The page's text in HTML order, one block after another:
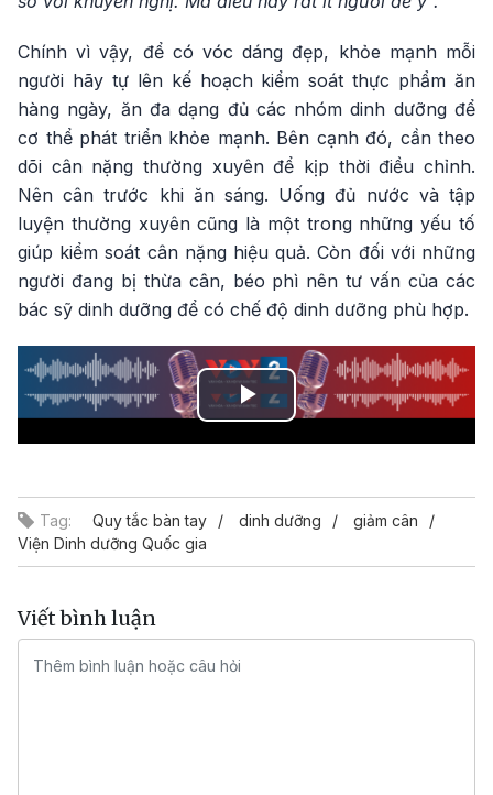
Chính vì vậy, để có vóc dáng đẹp, khỏe mạnh mỗi
người hãy tự lên kế hoạch kiểm soát thực phẩm ăn
hàng ngày, ăn đa dạng đủ các nhóm dinh dưỡng để
cơ thể phát triển khỏe mạnh. Bên cạnh đó, cần theo
dõi cân nặng thường xuyên để kịp thời điều chỉnh.
Nên cân trước khi ăn sáng. Uống đủ nước và tập
luyện thường xuyên cũng là một trong những yếu tố
giúp kiểm soát cân nặng hiệu quả. Còn đối với những
người đang bị thừa cân, béo phì nên tư vấn của các
bác sỹ dinh dưỡng để có chế độ dinh dưỡng phù hợp.
Play
Tag: Quy tắc bàn tay dinh dưỡng
giảm cân
Viện Dinh dưỡng Quốc gia
Viết bình luận